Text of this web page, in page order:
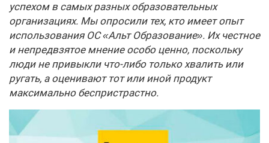
успехом в самых разных образовательных
организациях. Мы опросили тех, кто имеет опыт
использования ОС «Альт Образование». Их честное
и непредвзятое мнение особо ценно, поскольку
люди не привыкли что-либо только хвалить или
ругать, а оценивают тот или иной продукт
максимально беспристрастно.